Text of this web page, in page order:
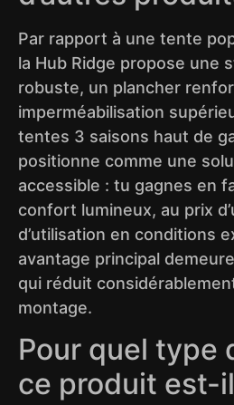
Par rapport à une tente
la Hub Ridge propose une
robuste, un plancher
imperméabilisation
tentes 3 saisons haut de
positionne comme une
accessible : tu gagnes en
confort lumineux, au prix
d’utilisation en conditions
avantage principal
qui réduit
montage.
Pour quel type
ce produit est-